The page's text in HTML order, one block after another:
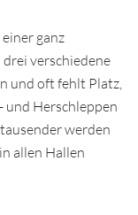
ganz
verschiedene
und oft fehlt Platz,
und Herschleppen
werden
allen Hallen